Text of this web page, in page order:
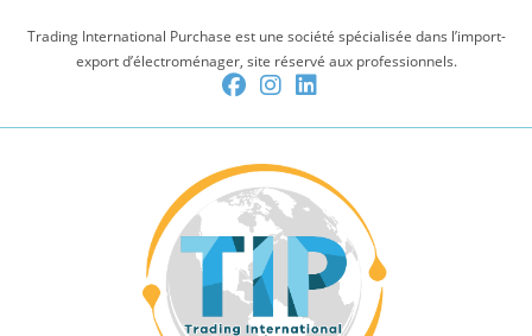
Trading International Purchase est une société spécialisée dans l’import-
export d’électroménager, site réservé aux professionnels.